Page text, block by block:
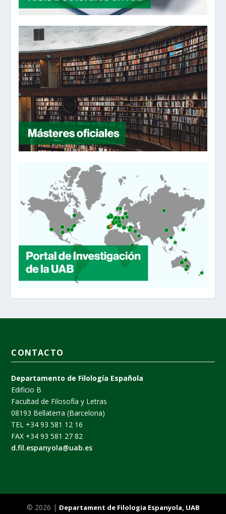
CONTACTO
Departamento de Filología Española
Edificio B
Facultad de Filosofía y Letras
08193 Bellaterra (Barcelona)
TEL +34 93 581 12 16
FAX +34 93 581 27 82
d.fil.espanyola@uab.es
© 2026 | Departament de Filologia Espanyola, UAB